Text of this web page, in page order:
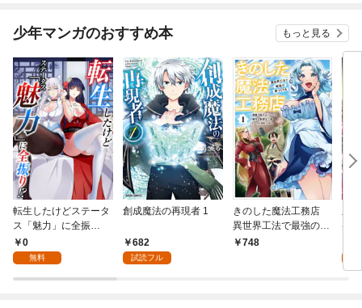
少年マンガのおすすめ本 もっと見る
転生したけどステータ
ス「魅力」に全振
り！？(1)
0
無料
創成魔法の再現者 1
682
試読フル
きのした魔法工務店
異世界工法で最強の家
づくりを（コミック）
748
兆
る